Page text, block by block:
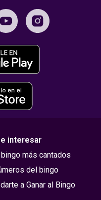
interesar
más cantados
del bingo
a Ganar al Bingo